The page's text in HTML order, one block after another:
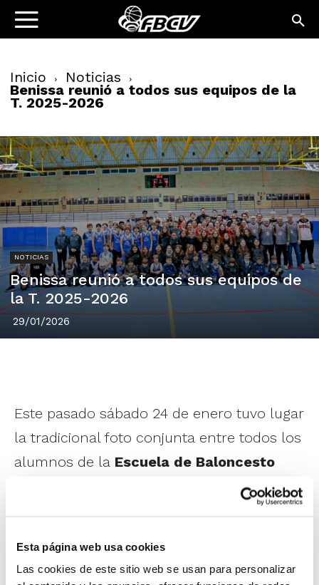
Esta página web usa cookies
Las cookies de este sitio web se usan para personalizar
Inicio Noticias
Benissa reunió a todos sus equipos de la
T. 2025-2026
NOTICIAS
Benissa reunió a todos sus equipos de
la T. 2025-2026
29/01/2026
Este pasado sábado 24 de enero tuvo lugar
la tradicional foto conjunta entre todos los
alumnos de la Escuela de Baloncesto
y los integrantes de los equipos
, tanto el Senior Masculino
Femenino Lavisane Benissa.